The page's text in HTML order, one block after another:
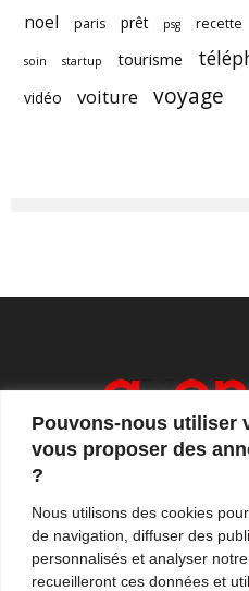
Pouvons-nous utiliser
vous proposer des
?
Nous utilisons des cookies
de navigation, diffuser des
personnalisés et analyser
recueilleront ces données et
noel paris prêt psg recette
soin startup tourisme
vidéo
voiture voyage
et de tendances. Notre
propose
France et à